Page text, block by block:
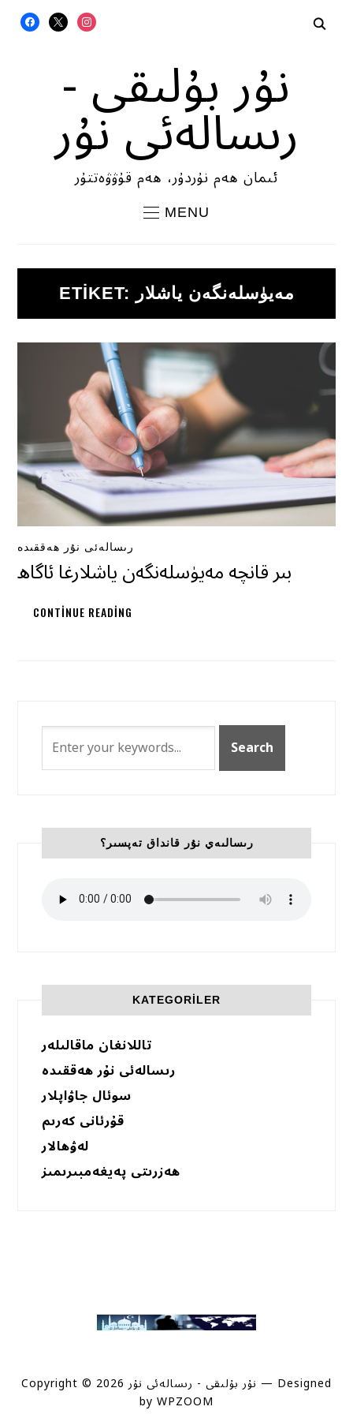
FACEBOOK
X INSTAGRAM
نۇر بۇلىقى -
رىسالەئى نۇر
ئىمان ھەم نۇردۇر، ھەم قۇۋۋەتتۇر
MENU
ETIKET: مەيۈسلەنگەن ياشلار
رىسالەئى نۇر ھەققىدە
بىر قانچە مەيۈسلەنگەن ياشلارغا ئاگاھ
CONTINUE READING
رىسالىەي نۇر قانداق تەپسىر؟
KATEGORILER
تاللانغان ماقالىلەر
رىسالەئى نۇر ھەققىدە
سوئال جاۋاپلار
قۇرئانى كەرىم
لەۋھالار
ھەزرىتى پەيغەمبىرىمىز
Copyright © 2026 نۇر بۇلىقى - رىسالەئى نۇر — Designed
by WPZOOM